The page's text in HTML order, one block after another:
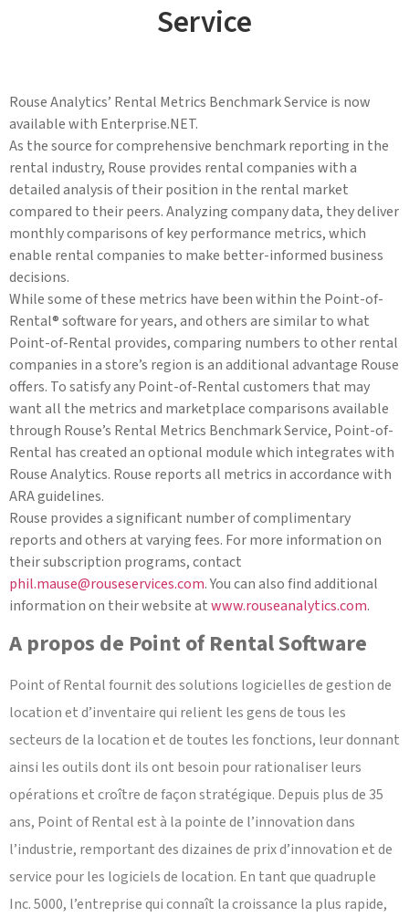
Service
Rouse Analytics’ Rental Metrics Benchmark Service is now
available with Enterprise.NET.
As the source for comprehensive benchmark reporting in the
rental industry, Rouse provides rental companies with a
detailed analysis of their position in the rental market
compared to their peers. Analyzing company data, they deliver
monthly comparisons of key performance metrics, which
enable rental companies to make better-informed business
decisions.
While some of these metrics have been within the Point-of-
Rental® software for years, and others are similar to what
Point-of-Rental provides, comparing numbers to other rental
companies in a store’s region is an additional advantage Rouse
offers. To satisfy any Point-of-Rental customers that may
want all the metrics and marketplace comparisons available
through Rouse’s Rental Metrics Benchmark Service, Point-of-
Rental has created an optional module which integrates with
Rouse Analytics. Rouse reports all metrics in accordance with
ARA guidelines.
Rouse provides a significant number of complimentary
reports and others at varying fees. For more information on
their subscription programs, contact
phil.mause@rouseservices.com. You can also find additional
information on their website atwww.rouseanalytics.com.
A propos de Point of Rental Software
Point of Rental fournit des solutions logicielles de gestion de
location et d’inventaire qui relient les gens de tous les
secteurs de la location et de toutes les fonctions, leur donnant
ainsi les outils dont ils ont besoin pour rationaliser leurs
opérations et croître de façon stratégique. Depuis plus de 35
ans, Point of Rental est à la pointe de l’innovation dans
l’industrie, remportant des dizaines de prix d’innovation et de
service pour les logiciels de location. En tant que quadruple
Inc. 5000, l’entreprise qui connaît la croissance la plus rapide,